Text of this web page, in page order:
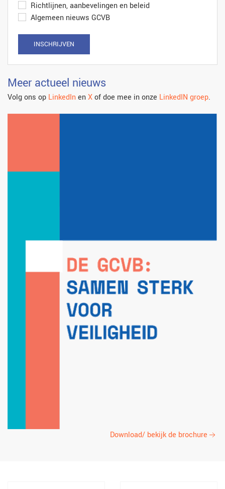
Richtlijnen, aanbevelingen en beleid
Algemeen nieuws GCVB
INSCHRIJVEN
Meer actueel nieuws
Volg ons op LinkedInenXof doe mee in onze LinkedIN groep.
Download/ bekijk de brochure